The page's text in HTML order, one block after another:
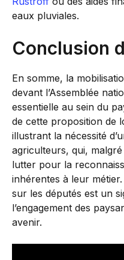
eaux pluviales.
Conclusion
En somme, la
devant l’Assemblée
essentielle au sein du
de cette proposition de
illustrant la nécessité
agriculteurs, qui,
lutter pour la
inhérentes à leur
sur les députés est un
l’engagement des
avenir.